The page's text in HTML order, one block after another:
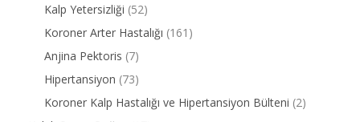
Kalp Yetersizliği (52)
Koroner Arter Hastalığı (161)
Anjina Pektoris (7)
Hipertansiyon (73)
Koroner Kalp Hastalığı ve Hipertansiyon Bülteni (2)